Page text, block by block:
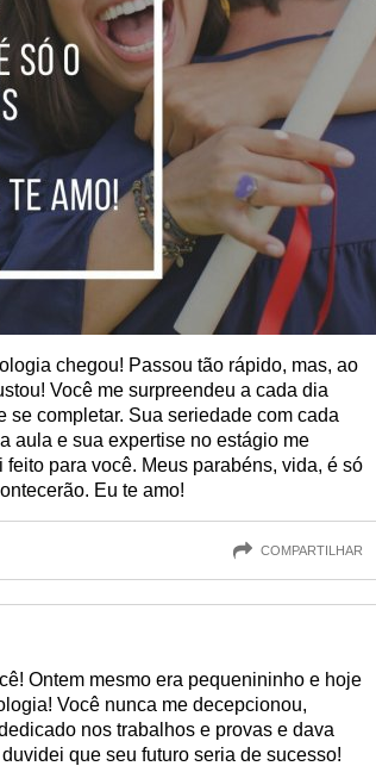
chegou! Passou tão rápido, mas, ao
Você me surpreendeu a cada dia
se completar. Sua seriedade com cada
aula e sua expertise no estágio me
para você. Meus parabéns, vida, é só
Eu te amo!
COMPARTILHAR
Ontem mesmo era pequenininho e hoje
Você nunca me decepcionou,
nos trabalhos e provas e dava
que seu futuro seria de sucesso!